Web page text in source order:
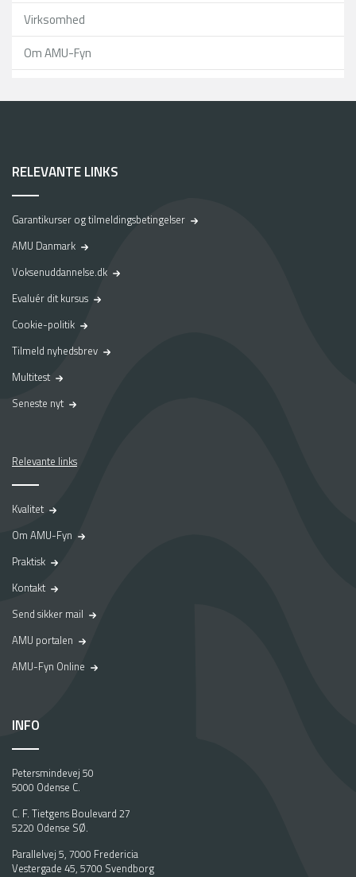
Virksomhed
Om AMU-Fyn
RELEVANTE LINKS
Garantikurser og tilmeldingsbetingelser
AMU Danmark
Voksenuddannelse.dk
Evaluér dit kursus
Cookie-politik
Tilmeld nyhedsbrev
Multitest
Seneste nyt
Relevante links
Kvalitet
Om AMU-Fyn
Praktisk
Kontakt
Send sikker mail
AMU portalen
AMU-Fyn Online
INFO
Petersmindevej 50
5000 Odense C.
C. F. Tietgens Boulevard 27
5220 Odense SØ.
Parallelvej 5, 7000 Fredericia
Vestergade 45, 5700 Svendborg